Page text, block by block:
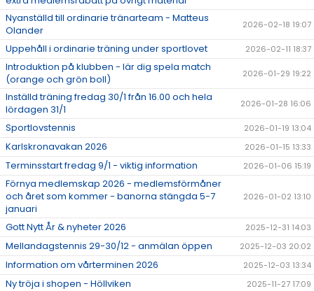
Nyanställd till ordinarie tränarteam - Matteus
Olander
2026-02-18 19:07
Uppehåll i ordinarie träning under sportlovet 2026-02-11 18:37
Introduktion på klubben - lär dig spela match
(orange och grön boll)
2026-01-29 19:22
Inställd träning fredag 30/1 från 16.00 och hela
lördagen 31/1
2026-01-28 16:06
Sportlovstennis 2026-01-19 13:04
Karlskronavakan 2026 2026-01-15 13:33
Terminsstart fredag 9/1 - viktig information 2026-01-06 15:19
Förnya medlemskap 2026 - medlemsförmåner
och året som kommer - banorna stängda 5-7
januari
2026-01-02 13:10
Gott Nytt År & nyheter 2026 2025-12-31 14:03
Mellandagstennis 29-30/12 - anmälan öppen 2025-12-03 20:02
Information om vårterminen 2026 2025-12-03 13:34
Ny tröja i shopen - Höllviken 2025-11-27 17:09